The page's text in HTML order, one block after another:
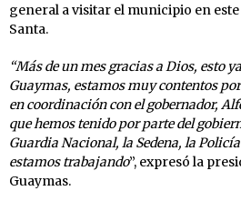
general a visitar el municipio en
Santa.
“Más de un mes gracias a Dios, esto
Guaymas, estamos muy contentos
en coordinación con el gobernador,
que hemos tenido por parte del
Guardia Nacional, la Sedena, la
estamos trabajando”, expresó la
Guaymas.